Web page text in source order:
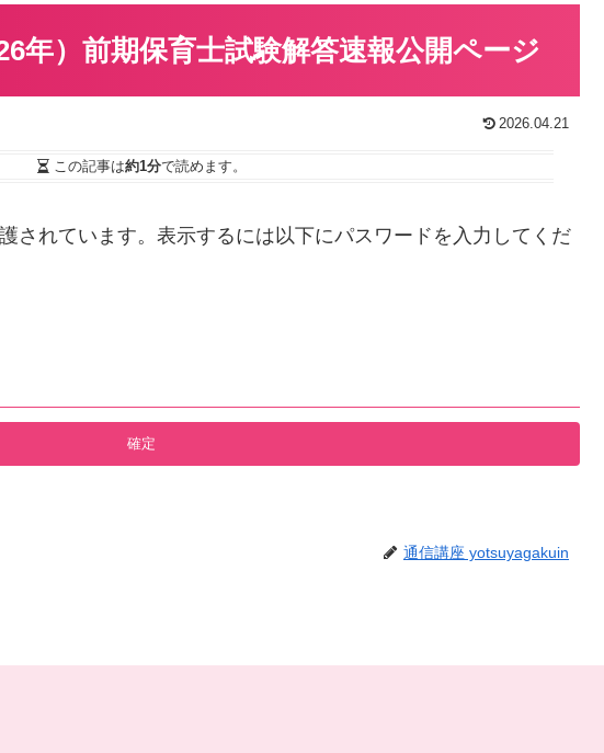
年）前期保育士試験解答速報公開ページ
2026.04.21
この記事は約1分で読めます。
されています。表示するには以下にパスワードを入力してくだ
通信講座 yotsuyagakuin